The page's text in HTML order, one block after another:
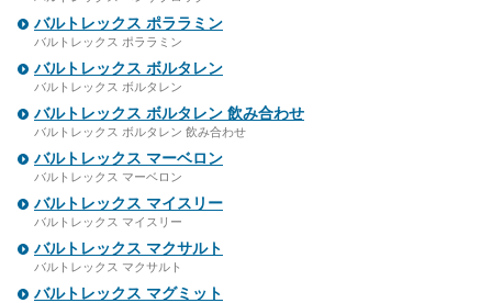
バルトレックス ポララミン
バルトレックス ポララミン
バルトレックス ボルタレン
バルトレックス ボルタレン
バルトレックス ボルタレン 飲み合わせ
バルトレックス ボルタレン 飲み合わせ
バルトレックス マーベロン
バルトレックス マーベロン
バルトレックス マイスリー
バルトレックス マイスリー
バルトレックス マクサルト
バルトレックス マクサルト
バルトレックス マグミット